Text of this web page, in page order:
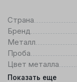
Страна
Бренд
Металл
Проба
Цвет металла
Показать еще